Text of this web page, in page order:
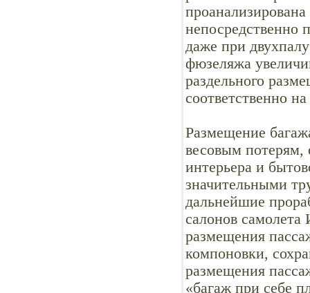
непосредственно
даже при
фюзеляжа
раздельного
соответственно
Размещение
весовым потерям,
интерьера и
значительными
дальнейшие
салонов самолета
размещения
компоновки,
размещения
«багаж при себе